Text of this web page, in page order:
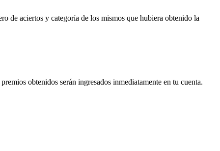
de aciertos y categoría de los mismos que hubiera obtenido la
obtenidos serán ingresados inmediatamente en tu cuenta.